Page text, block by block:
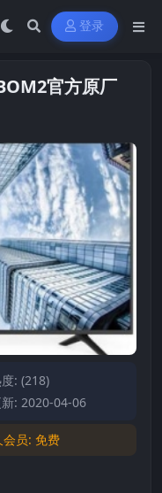
登录
官方原厂
: (218)
: 2020-04-06
会员: 免费